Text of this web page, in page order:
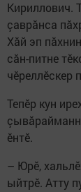
Кириллович.
çаврăнса
Хăй эп
сăн-питне
чӗреллӗскер
Тепӗр кун
ӗнтӗ.
– Юрӗ,
ыйтрӗ. Атту